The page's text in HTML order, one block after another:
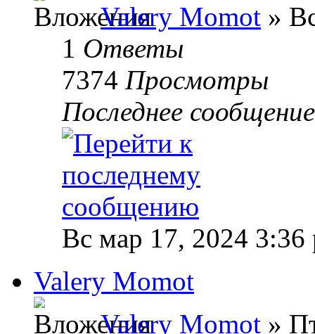
Valery Momot »
1 Ответы
7374 Просмотры
Последнее
Вс мар 17, 2024 3:36
Valery Momot
Valery Momot »